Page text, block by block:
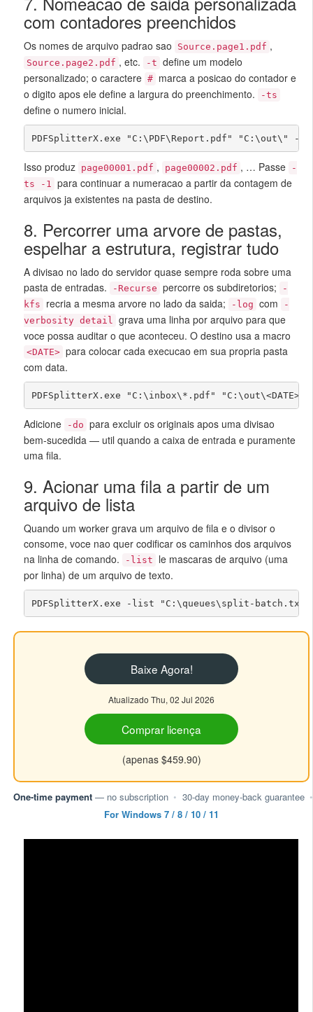
com contadores preenchidos
Os nomes de arquivo padrao sao Source.page1.pdf ,
Source.page2.pdf , etc. -t define um modelo
personalizado; o caractere # marca a posicao do contador e
o digito apos ele define a largura do preenchimento.
-ts
define o numero inicial.
PDFSplitterX.exe "C:\PDF\Report.pdf" "C:\out\" -
Isso produz page00001.pdf , page00002.pdf , … Passe
-
ts -1 para continuar a numeracao a partir da contagem de
arquivos ja existentes na pasta de destino.
8. Percorrer uma arvore de pastas,
espelhar a estrutura, registrar tudo
A divisao no lado do servidor quase sempre roda sobre uma
pasta de entradas.
-Recurse percorre os subdiretorios;
-
kfs
recria a mesma arvore no lado da saida; -log com
-
verbosity detail grava uma linha por arquivo para que
voce possa auditar o que aconteceu. O destino usa a macro
<DATE> para colocar cada execucao em sua propria pasta
com data.
PDFSplitterX.exe "C:\inbox\*.pdf"
Adicione -do para excluir os originais apos uma divisao
bem-sucedida — util quando a caixa de entrada e puramente
uma fila.
9. Acionar uma fila a partir de um
arquivo de lista
Quando um worker grava um arquivo de fila e o divisor o
consome, voce nao quer codificar os caminhos dos arquivos
na linha de comando.
-list
le mascaras de arquivo (uma
por linha) de um arquivo de texto.
PDFSplitterX.exe -list "C:\queues\split-batch.txt"
Baixe Agora!
Atualizado Thu, 02 Jul 2026
Comprar licença
(apenas $459.90)
One-time payment — no subscription • 30-day money-back guarantee •
For Windows 7 / 8 / 10 / 11